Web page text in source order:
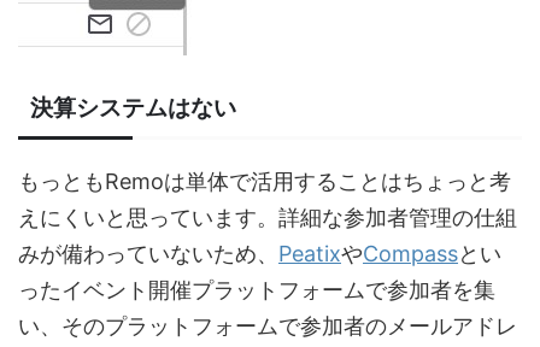
決算システムはない
もっともRemoは単体で活用することはちょっと考
えにくいと思っています。詳細な参加者管理の仕組
みが備わっていないため、 PeatixやCompassとい
ったイベント開催プラットフォームで参加者を集
い、そのプラットフォームで参加者のメールアドレ